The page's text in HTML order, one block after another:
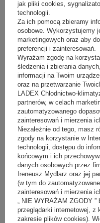
W zależności od
wyposażyć w ladę chłodnicza
sprawdzi się w punktach
sprzedawcę. Jest
posiadamy mięsa, wędliny,
produkty sprzedawane na
w przypadku
ekspozycję towaru w
przypadku ekspozycji
pakowanych w butelki, kartony
Na co zwrócić
cukierniczej?
Witryny cukiernicze
asortymencie posiadamy
charakteryzuje bardzo
nachylenia półek, co
ekspozycji. Niektóre lady
system kontroli wilgotności.
dłużej zachowują świeżość i
możemy znaleźć wersje w
specjalnym, żółtym
Różnorodność rozwiązań
jak pliki cookies,
technologii.
Za ich pomocą zbieramy
osobowe. Wykorzystujemy
marketingowych oraz aby
preferencji i zainteresowań.
Wyrażam zgodę na
śledzenia i zbierania
informacji na Twoim
oraz na przetwarzanie
LADEX Chłodnictwo-
partnerów, w celach
zautomatyzowanego
zainteresowań i mierzenia
Niezależnie od tego, masz
zgody na korzystanie w
technologii, dostępu do
końcowym i ich
danych osobowych przez
Ireneusz Mydlarz oraz jej
(w tym do
zainteresowań i mierzenia
„ NIE WYRAŻAM ZGODY
przeglądarki internetowej, z
zakresie plików cookies).